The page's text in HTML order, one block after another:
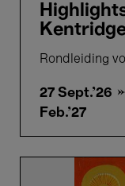
Rondleiding
27
Feb.'27